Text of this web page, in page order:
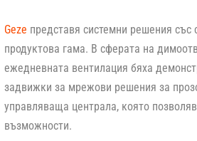
Geze представя системни решения със
продуктова гама. В сферата на
ежедневната вентилация бяха
задвижки за мрежови решения за
управляваща централа, която
възможности.